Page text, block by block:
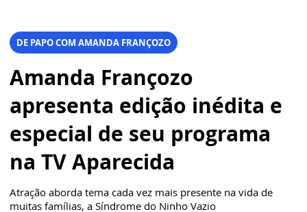
DE PAPO COM AMANDA FRANÇOZO
Amanda Françozo
apresenta edição inédita e
especial de seu programa
na TV Aparecida
Atração aborda tema cada vez mais presente na vida de
muitas famílias, a Síndrome do Ninho Vazio